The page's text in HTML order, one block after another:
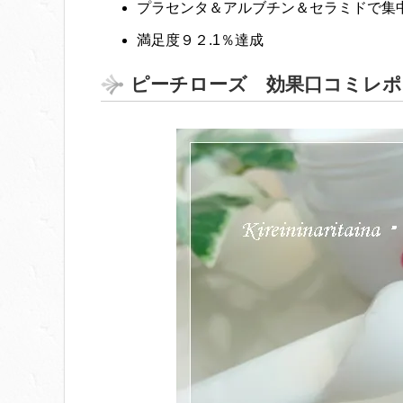
プラセンタ＆アルブチン＆セラミドで集
満足度９２.1％達成
ピーチローズ 効果口コミレポ